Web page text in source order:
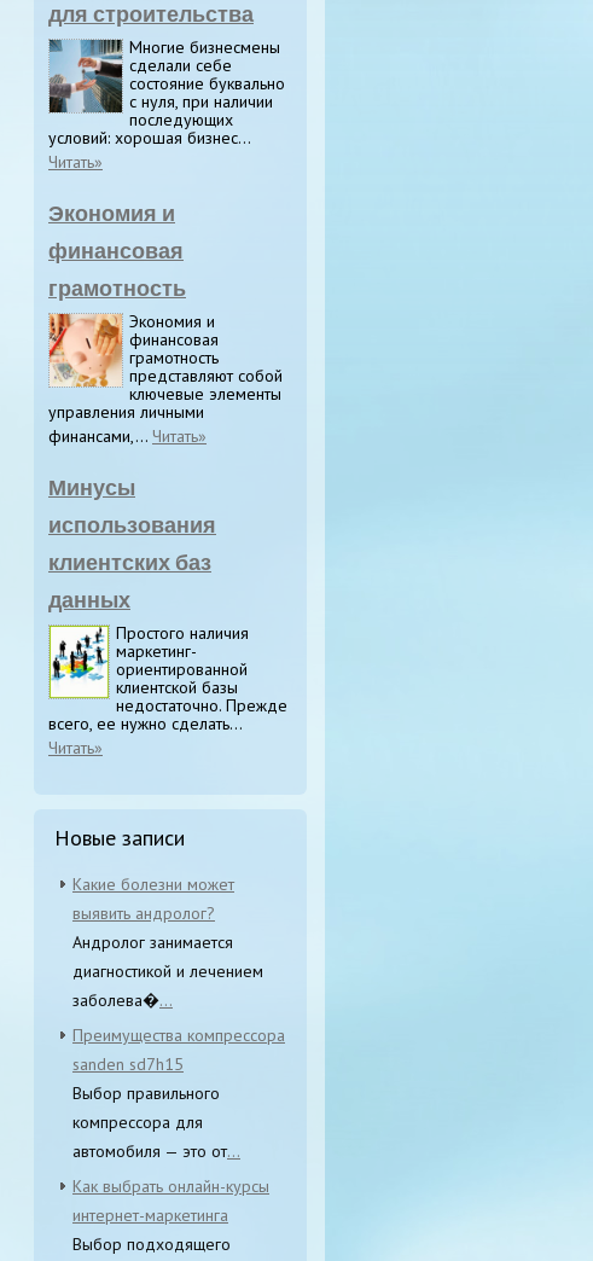
для строительства
Многие бизнесмены
сделали себе
состояние буквально
с нуля, при наличии
последующих
условий: хорошая бизнес...
Читать»
Экономия и
финансовая
грамотность
Экономия и
финансовая
грамотность
представляют собой
ключевые элементы
управления личными
финансами,... Читать»
Минусы
использования
клиентских баз
данных
Простого наличия
маркетинг-
ориентированной
клиентской базы
недостаточно. Прежде
всего, ее нужно сделать...
Читать»
Новые записи
Какие болезни может
выявить андролог?
Андролог занимается
диагностикой и лечением
заболева�...
Преимущества компрессора
sanden sd7h15
Выбор правильного
компрессора для
автомобиля — это от...
Как выбрать онлайн-курсы
интернет-маркетинга
Выбор подходящего